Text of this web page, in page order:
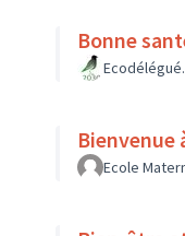
Bonne
Bienvenue
Ecole